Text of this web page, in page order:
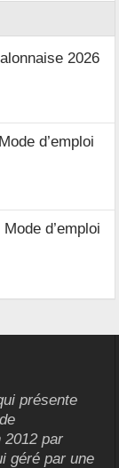
2026
d’emploi
d’emploi
présente
2012 par
géré par une